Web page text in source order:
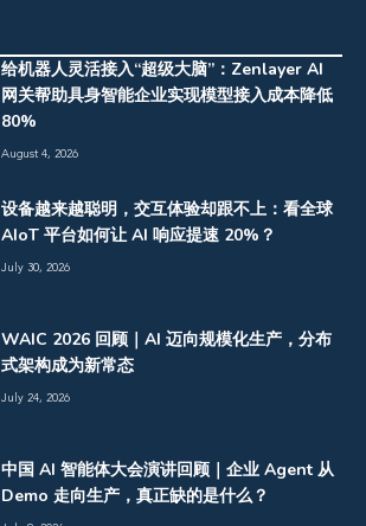
给机器人灵活接入“超级大脑”：Zenlayer AI
网关帮助具身智能企业实现模型接入成本降低
80%
August 4, 2026
设备越来越聪明，交互体验却跟不上：看全球
AIoT 平台如何让 AI 响应提速 20%？
July 30, 2026
WAIC 2026 回顾｜AI 迈向规模化生产，分布
式架构成为新常态
July 24, 2026
中国 AI 智能体大会演讲回顾｜企业 Agent 从
Demo 走向生产，真正缺的是什么？